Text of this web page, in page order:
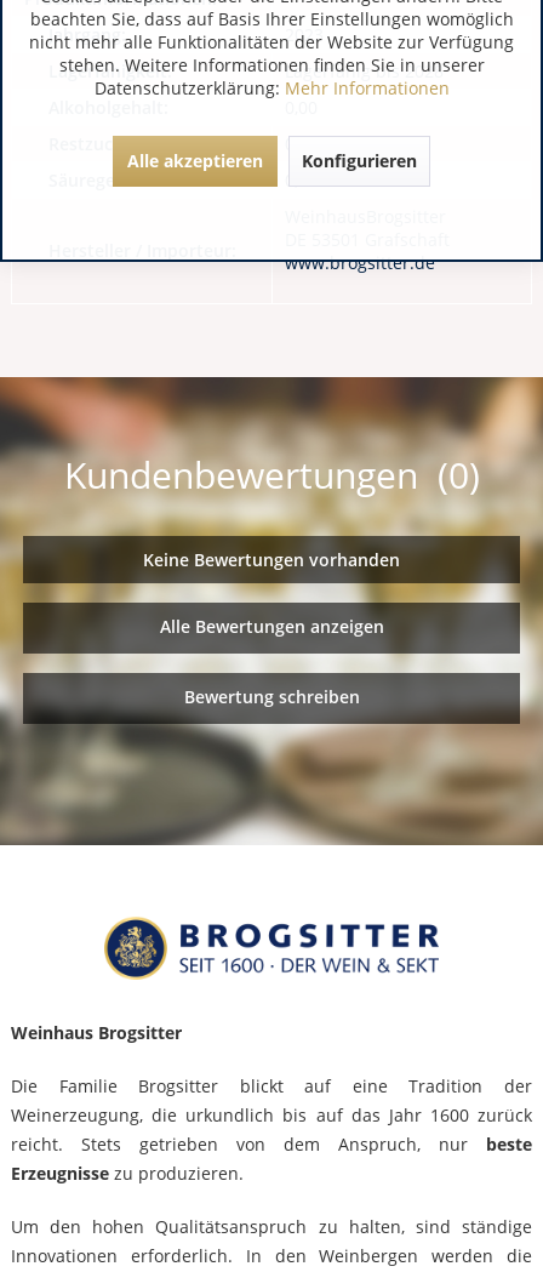
Jahrgang:
2023
Lagerfähigkeit:
Lagerfähig bis 2028
0,00
0,00
www.brogsitter.de
Kundenbewertungen (0)
Keine Bewertungen vorhanden
Alle Bewertungen anzeigen
Bewertung schreiben
Weinhaus Brogsitter
Die Familie Brogsitter blickt auf eine Tradition der
Weinerzeugung, die urkundlich bis auf das Jahr 1600 zurück
reicht. Stets getrieben von dem Anspruch, nur beste
Erzeugnissezu produzieren.
Um den hohen Qualitätsanspruch zu halten, sind ständige
Innovationen erforderlich. In den Weinbergen werden die
beachten Sie, dass auf Basis Ihrer Einstellungen womöglich
nicht mehr alle Funktionalitäten der Website zur Verfügung
stehen. Weitere Informationen finden Sie in unserer
Datenschutzerklärung: Mehr Informationen
Alle akzeptieren Konfigurieren